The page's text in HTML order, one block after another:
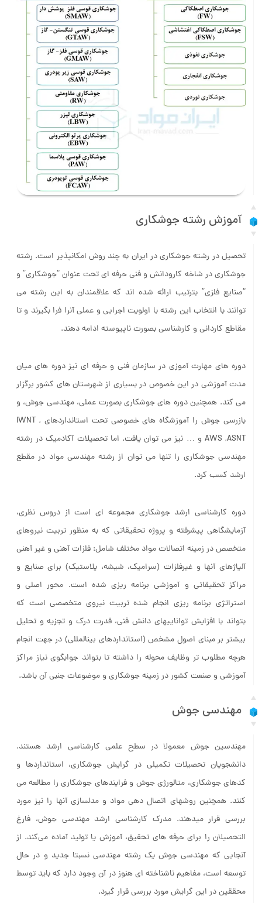
آموزش رشته جوشکاری
تحصیل در رشته جوشکاری در ایران به چند روش امکانپذیر است. رشته
جوشکاری در شاخه کارودانش و فنی حرفه ای تحت عنوان “جوشکاری” و
“صنایع فلزی” بترتیب ارائه شده اند که علاقمندان به این رشته می
توانند با انتخاب این رشته با اولویت اجرایی و عملی آنرا فرا بگیرند و تا
مقاطع کاردانی و کارشناسی بصورت ناپیوسته ادامه دهند.
دوره های مهارت آموزی در سازمان فنی و حرفه ای نیز دوره های میان
مدت آموزشی در این خصوص در بسیاری از شهرستان های کشور برگزار
می کند. همچنین دوره های جوشکاری بصورت عملی، مهندسی جوش، و
بازرسی جوش را آموزشگاه های خصوصی تحت استانداردهای IWNT ,
AWS ,ASNT و … نیز می توان یافت. اما تحصیلات آکادمیک در رشته
مهندسی جوشکاری را تنها می توان از رشته مهندسی مواد در مقطع
ارشد کسب کرد.
دوره کارشناسی ارشد جوشکاری مجموعه ای است از دروس نظری،
آزمایشگاهی پیشرفته و پروژه تحقیقاتی که به منظور تربیت نیروهای
متخصص در زمینه اتصالات مواد مختلف شامل: فلزات آهنی و غیر آهنی
آلیاژهای آنها و غیرفلزات (سرامیک، شیشه، پلاستیک) برای صنایع و
مراکز تحقیقاتی و آموزشی برنامه ریزی شده است. محور اصلی و
استراتژی برنامه ریزی انجام شده تربیت نیروی متخصصی است که
بتواند با افزایش تواناییهای دانش فنی، قدرت درک و تجزیه و تحلیل
بیشتر بر مبنای اصول مشخص (استانداردهای بینالمللی) در جهت انجام
هرچه مطلوب تر وظایف محوله را داشته تا بتواند جوابگوی نیاز مراکز
آموزشی و صنعت کشور در زمینه جوشکاری و موضوعات جنبی آن باشد.
مهندسی جوش
مهندسین جوش معمولا در سطح علمی کارشناسی ارشد هستند.
دانشجویان تحصیلات تکمیلی در گرایش جوشکاری، استانداردها و
کدهای جوشکاری، متالورژی جوش و فرایندهای جوشکاری را مطالعه می
کنند. همچنین روشهای اتصال دهی مواد و مدلسازی آنها را نیز مورد
بررسی قرار میدهند. مدرک کارشناسی ارشد مهندسی جوش، فارغ
التحصیلان را برای حرفه های تحقیق، آموزش یا تولید آماده می‌کند. از
آنجایی که مهندسی جوش یک رشته مهندسی نسبتا جدید و در حال
توسعه است، مفاهیم ناشناخته ای هنوز در آن وجود دارد که باید توسط
محققین در این گرایش مورد بررسی قرار گیرد.